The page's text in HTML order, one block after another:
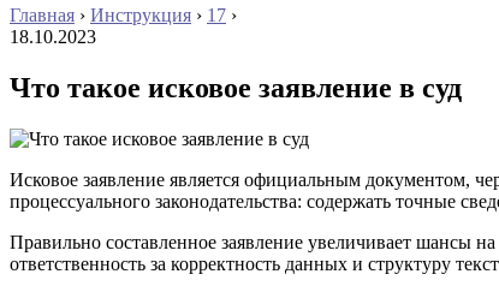
Главная › Инструкция › 17 ›
18.10.2023
Что такое исковое заявление в суд
Исковое заявление является официальным документом,
процессуального законодательства: содержать точные
Правильно составленное заявление увеличивает шансы
ответственность за корректность данных и структуру